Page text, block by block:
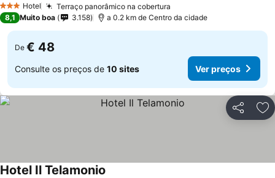
3 EstrelasHotel Terraço panorâmico na cobertura
8,1 Muito boa 3.158 a 0.2 km de Centro da cidade
De € 48
Consulte os preços de 10 sites Ver preços
Partilhar
Hotel Il Telamonio